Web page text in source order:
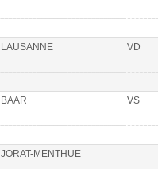
LAUSANNE VD
BAAR VS
JORAT-MENTHUE